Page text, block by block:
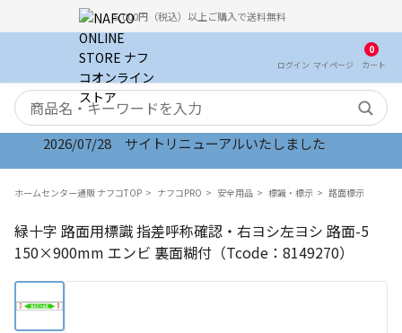
5,000円（税込）以上ご購入で送料無料
ログイン マイ ページ
0
カート
検索キーワード
2026/07/28 サイトリニューアルいたしました
ホームセンター通販 ナフコTOP ナフコPRO 安全用品 標識・標示 路面標示
緑十字 路面用標識 指差呼称確認・右ヨシ左ヨシ 路面-5
150×900mm エンビ 裏面糊付（Tcode：8149270）